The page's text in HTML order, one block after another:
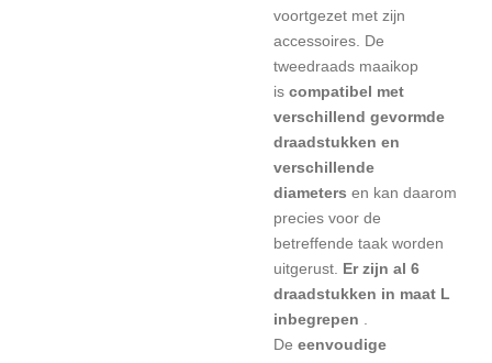
voortgezet met zijn
accessoires. De
tweedraads maaikop
is compatibel met
verschillend gevormde
draadstukken en
verschillende
diameters en kan daarom
precies voor de
betreffende taak worden
uitgerust. Er zijn al 6
draadstukken in maat L
inbegrepen
De eenvoudige